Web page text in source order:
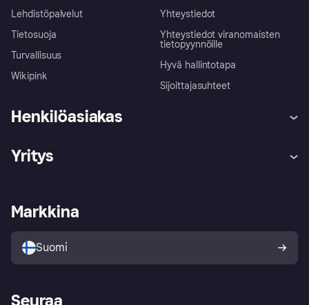
Lehdistöpalvelut
Tietosuoja
Turvallisuus
Wikipink
Yhteystiedot
Yhteystiedot viranomaisten
tietopyynnöille
Hyvä hallintotapa
Sijoittajasuhteet
Henkilöasiakas
Kirjaudu sisään
Tutustu kauppoihin
Ostajan turva
Yritys
Kirjaudu sisään yrityksenä
Markkina
Suomi
Seuraa